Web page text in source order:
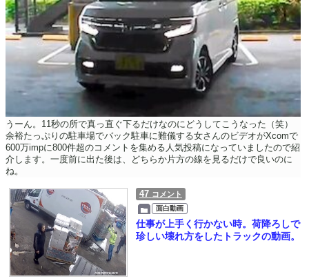
うーん。11秒の所で真っ直ぐ下るだけなのにどうしてこうなった（笑）
余裕たっぷりの駐車場でバック駐車に難儀する女さんのビデオがXcomで
600万impに800件超のコメントを集める人気投稿になっていましたので紹
介します。一度前に出た後は、どちらか片方の線を見るだけで良いのに
ね。
47 コメント
面白動画
仕事が上手く行かない時。荷降ろしで
珍しい壊れ方をしたトラックの動画。